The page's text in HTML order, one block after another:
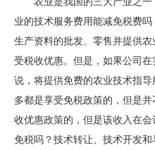
业的技术服务费用能减免税费吗
生产资料的批发、零售并提
受税收优惠。但是，如果公
说，将提供免费的农业技术指
多都是享受免税政策的，但是
收优惠政策的，但是该收入在
免税吗？技术转让、技术开发